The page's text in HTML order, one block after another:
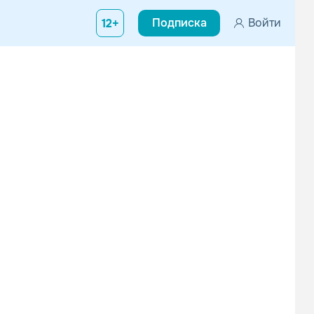
12+ Подписка Войти
это принято называть в молодёжной среде «баунс» +